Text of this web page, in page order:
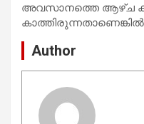
അവസാനത്തെ ആഴ്ച
Author